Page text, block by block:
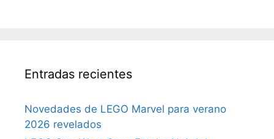
Entradas recientes
Novedades de LEGO Marvel para verano
2026 revelados